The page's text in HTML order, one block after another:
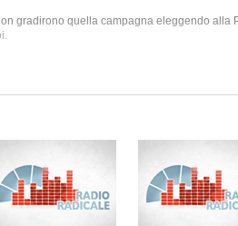
gradirono quella campagna eleggendo alla
'Emma for President').
vennero analizzati i comportamenti dei